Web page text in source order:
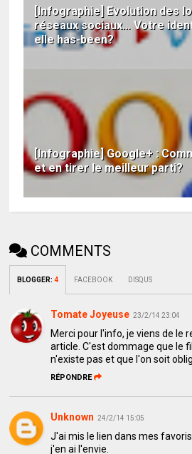
[Infographie] Evolution des
réseaux sociaux… Votre
elle has-been?
[Infographie] Google+ :
et en tirer le meilleur parti?
COMMENTS
BLOGGER:4 FACEBOOK DISQUS
Tomate Joyeuse 23/2/14 23:04
Merci pour l'info, je viens de le
article. C'est dommage que le
n'existe pas et que l'on soit
RÉPONDRE
Unknown 24/2/14 15:05
J'ai mis le lien dans mes
j'en ai l'envie.